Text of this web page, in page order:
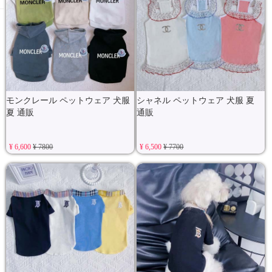
モンクレール ペットウェア 犬服
夏 通販
¥ 6,600¥ 7800
シャネル ペットウェア 犬服 夏
通販
¥ 6,500¥ 7700